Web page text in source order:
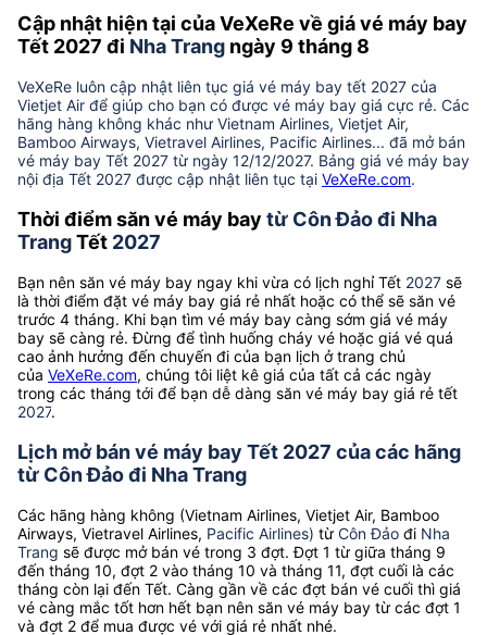
Cập nhật hiện tại của VeXeRe về giá vé máy bay
Tết 2027 đi Nha Trang ngày 9 tháng 8
VeXeRe luôn cập nhật liên tục giá vé máy bay tết 2027 của
Vietjet Air để giúp cho bạn có được vé máy bay giá cực rẻ. Các
hãng hàng không khác như Vietnam Airlines, Vietjet Air,
Bamboo Airways, Vietravel Airlines, Pacific Airlines... đã mở bán
vé máy bay Tết 2027 từ ngày 12/12/2027. Bảng giá vé máy bay
nội địa Tết 2027 được cập nhật liên tục tại VeXeRe.com.
Thời điểm săn vé máy bay từ Côn Đảo đi Nha
TrangTết 2027
Bạn nên săn vé máy bay ngay khi vừa có lịch nghỉ Tết 2027 sẽ
là thời điểm đặt vé máy bay giá rẻ nhất hoặc có thể sẽ săn vé
trước 4 tháng. Khi bạn tìm vé máy bay càng sớm giá vé máy
bay sẽ càng rẻ. Đừng để tình huống cháy vé hoặc giá vé quá
cao ảnh hưởng đến chuyến đi của bạn lịch ở trang chủ
của VeXeRe.com, chúng tôi liệt kê giá của tất cả các ngày
trong các tháng tới để bạn dễ dàng săn vé máy bay giá rẻ tết
2027.
Lịch mở bán vé máy bay Tết 2027 của các hãng
từ Côn Đảo đi Nha Trang
Các hãng hàng không (Vietnam Airlines, Vietjet Air, Bamboo
Airways, Vietravel Airlines, Pacific Airlines) từ Côn Đảo đi Nha
Trang sẽ được mở bán vé trong 3 đợt. Đợt 1 từ giữa tháng 9
đến tháng 10, đợt 2 vào tháng 10 và tháng 11, đợt cuối là các
tháng còn lại đến Tết. Càng gần về các đợt bán vé cuối thì giá
vé càng mắc tốt hơn hết bạn nên săn vé máy bay từ các đợt 1
và đợt 2 để mua được vé với giá rẻ nhất nhé.